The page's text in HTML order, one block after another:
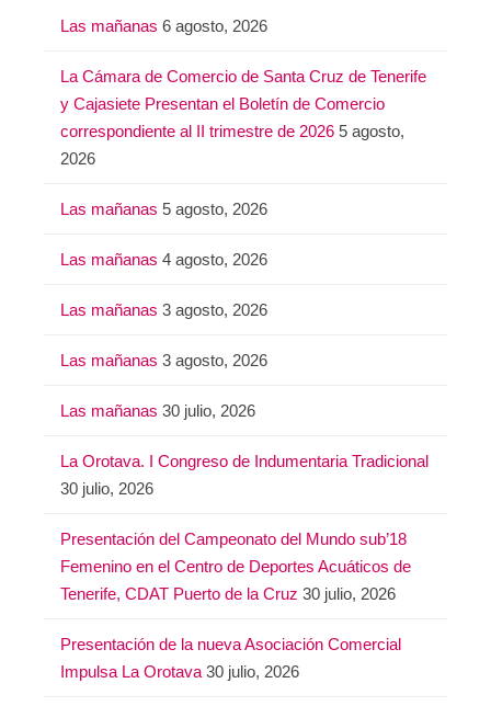
Las mañanas 6 agosto, 2026
La Cámara de Comercio de Santa Cruz de Tenerife
y Cajasiete Presentan el Boletín de Comercio
correspondiente al II trimestre de 2026 5 agosto,
2026
Las mañanas 5 agosto, 2026
Las mañanas 4 agosto, 2026
Las mañanas 3 agosto, 2026
Las mañanas 3 agosto, 2026
Las mañanas 30 julio, 2026
La Orotava. I Congreso de Indumentaria Tradicional
30 julio, 2026
Presentación del Campeonato del Mundo sub’18
Femenino en el Centro de Deportes Acuáticos de
Tenerife, CDAT Puerto de la Cruz 30 julio, 2026
Presentación de la nueva Asociación Comercial
Impulsa La Orotava 30 julio, 2026